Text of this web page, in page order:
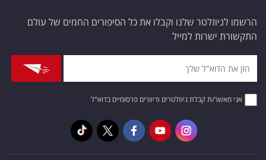
הרשמו לניוזלטר שלנו וקבלו את כל הסיפורים החמים של עולם
התקשורת ישרות למייל
אני מאשר/ת קבלת ניוזלטרים ודיוורים פרסומיים בדוא"ל